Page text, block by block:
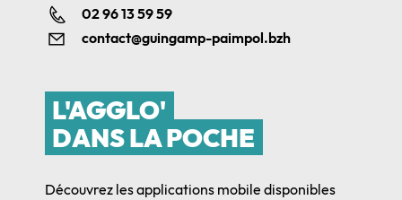
02 96 13 59 59
contact@guingamp-paimpol.bzh
L'AGGLO'
DANS LA POCHE
Découvrez les applications mobile disponibles